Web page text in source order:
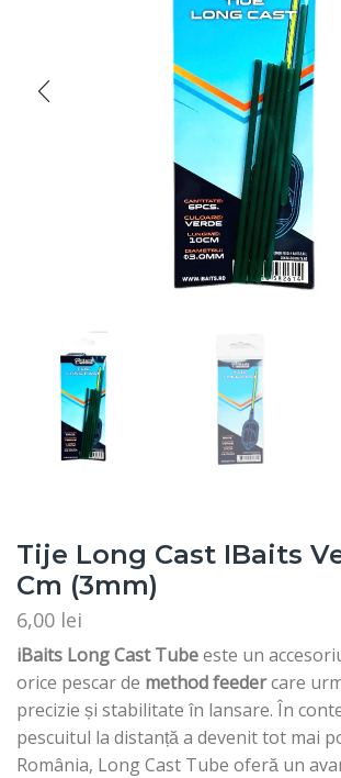
Tije Long Cast IBaits
Cm (3mm)
6,00 lei
iBaits Long Cast Tubeeste un
orice pescar de method feedercare
precizie și stabilitate în lansare. În
pescuitul la distanță a devenit tot mai
România, Long Cast Tube oferă un